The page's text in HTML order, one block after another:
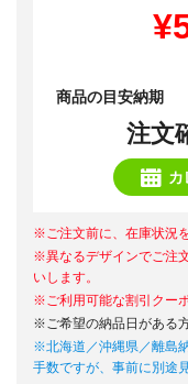
商品の目安納期
注文
カ
※ご注文前に、在庫状況
※異なるデザインでご注
いします。
※ご利用可能な割引クー
※ご希望の納品日がある
※北海道／沖縄県／離島
手数ですが、事前に別途